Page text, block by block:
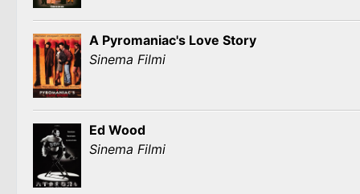
A Pyromaniac's Love Story
Sinema Filmi
Ed Wood
Sinema Filmi